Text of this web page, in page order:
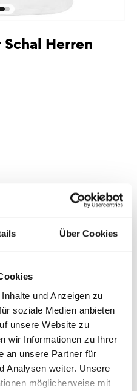
Über Cookies
und Anzeigen zu
soziale Medien anbieten
unsere Website zu
wir Informationen zu Ihrer
an unsere Partner für
Analysen weiter. Unsere
möglicherweise mit
Herren
den gewünschten
1-3 Tage